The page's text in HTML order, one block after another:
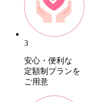
3
安心・便利な
定額制プランを
ご用意